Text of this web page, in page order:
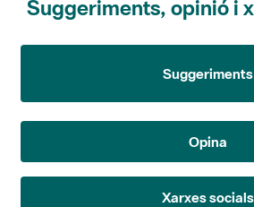
Suggeriments, opinió i
Suggeriments
Opina
Xarxes socials